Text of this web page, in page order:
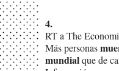
4.
RT a The
Más personas
mundialque de